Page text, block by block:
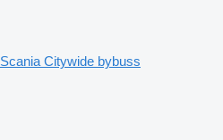
Scania Citywide bybuss